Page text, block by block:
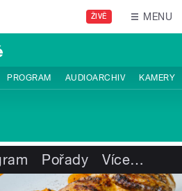
ŽIVĚ MENU
PROGRAM AUDIOARCHIV KAMERY
Pořady Více…